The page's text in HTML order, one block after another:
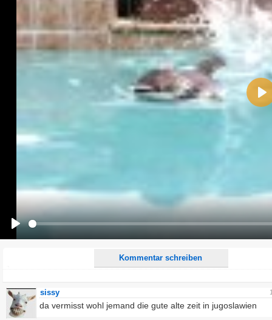
Kommentar schreiben
Alle HTML-Tags außer <br>, <strike> und <i> werden aus Deinem Kommentar entfernt.
URLs werden automatisch umgewandelt. Bitte verwende "www." oder "http://" in URLs
Ich möchte eine E-Mail, wenn zu meinem Kommentar Antworten erscheinen.
Ich möchte eine E-Mail, wenn auf dieser Seite weitere Kommentare erscheinen.
sissy
da vermisst wohl jemand die gute alte zeit in jugoslawien